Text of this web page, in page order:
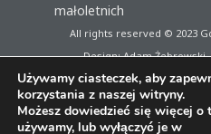
małoletnich
All rights reserved © 2023
Design: Adam
Używamy ciasteczek, aby
korzystania z naszej witryny.
Możesz dowiedzieć się więcej o
używamy, lub wyłączyć je w